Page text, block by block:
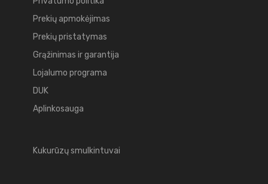
Prekių apmokėjimas
Prekių pristatymas
Grąžinimas ir garantija
Lojalumo programa
DUK
Aplinkosauga
Kukurūzų smulkintuvai